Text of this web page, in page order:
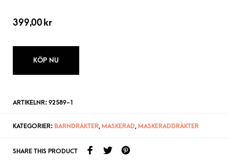
399,00 kr
KÖP NU
ARTIKELNR: 92589-1
KATEGORIER: BARNDRÄKTER, MASKERAD, MASKERADDRÄKTER
SHARE THIS PRODUCT